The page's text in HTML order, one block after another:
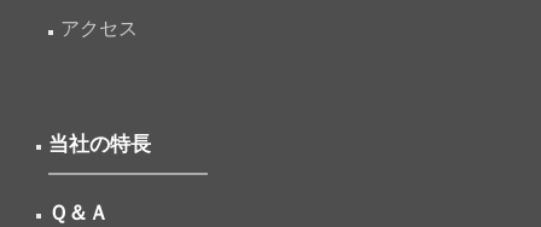
アクセス
当社の特長
Ｑ＆Ａ